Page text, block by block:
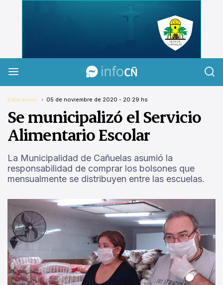
InfoCañuelas
Educación 05 de noviembre de 2020 - 20:29 hs
Se municipalizó el Servicio
Alimentario Escolar
La Municipalidad de Cañuelas asumió la
responsabilidad de comprar los bolsones que
mensualmente se distribuyen entre las escuelas.